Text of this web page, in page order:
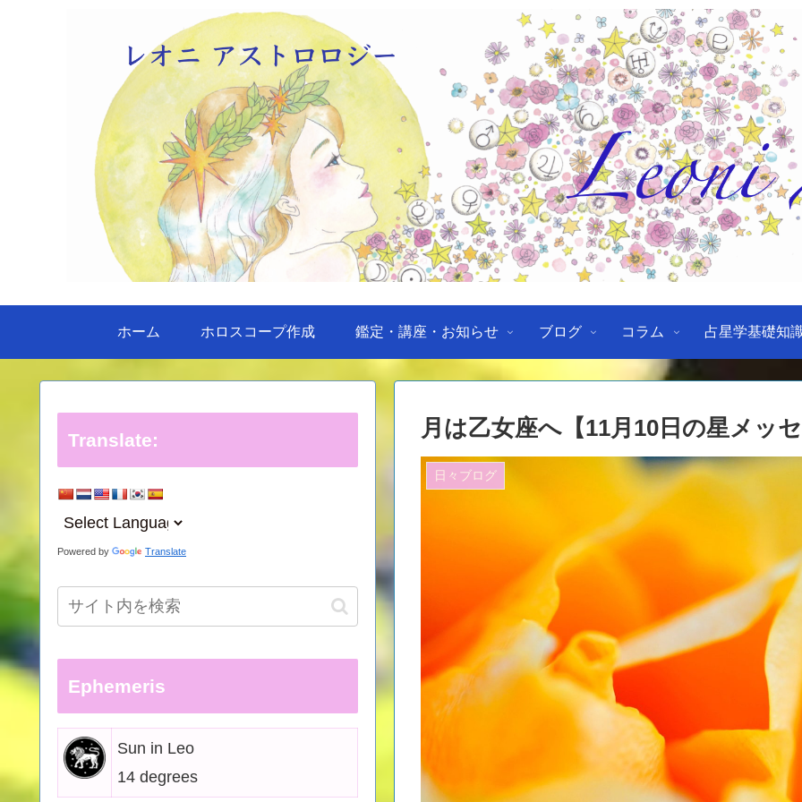
ホーム ホロスコープ作成 鑑定・講座・お知らせ ブログ コラム 占星学基礎知
月は乙女座へ【11月10日の星メッ
日々ブログ
Translate:
Powered by Translate
Ephemeris
Sun in Leo
14 degrees